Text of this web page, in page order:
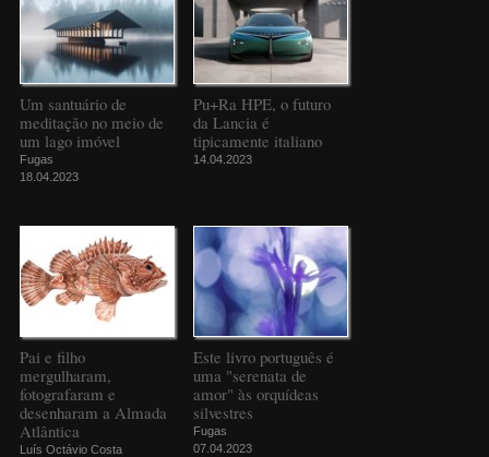
Um santuário de
meditação no meio de
um lago imóvel
Fugas
18.04.2023
Pu+Ra HPE, o futuro
da Lancia é
tipicamente italiano
14.04.2023
Pai e filho
mergulharam,
fotografaram e
desenharam a Almada
Atlântica
Luís Octávio Costa
Este livro português é
uma "serenata de
amor" às orquídeas
silvestres
Fugas
07.04.2023